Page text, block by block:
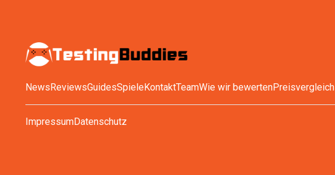
News ReviewsGuidesSpieleKontaktTeamWie wir bewertenPreisvergleich
ImpressumDatenschutz